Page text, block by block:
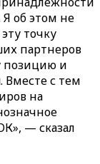
об этом не
точку
партнеров
позицию и
Вместе с тем
на
— сказал